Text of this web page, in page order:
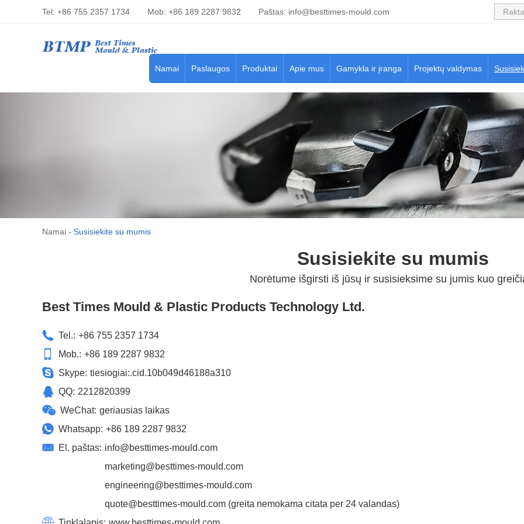
Tel: +86 755 2357 1734 Mob: +86 189 2287 9832 Paštas: info@besttimes-mould.com
Namai Paslaugos Produktai Apie mus Gamykla ir įranga Projektų valdymas
Namai - Susisiekite su mumis
Susisiekite su mumis
Norėtume išgirsti iš jūsų ir susisieksime su jumis kuo
Best Times Mould & Plastic Products Technology Ltd.
Tel.: +86 755 2357 1734
Mob.: +86 189 2287 9832
Skype: tiesiogiai:.cid.10b049d46188a310
QQ: 2212820399
WeChat: geriausias laikas
Whatsapp: +86 189 2287 9832
El. paštas: info@besttimes-mould.com
marketing@besttimes-mould.com
engineering@besttimes-mould.com
quote@besttimes-mould.com (greita nemokama citata per 24 valandas)